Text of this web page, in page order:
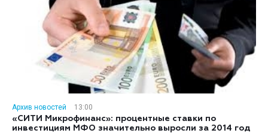
Архив новостей
13:00
«СИТИ Микрофинанс»: процентные ставки по
инвестициям МФО значительно выросли за 2014 год